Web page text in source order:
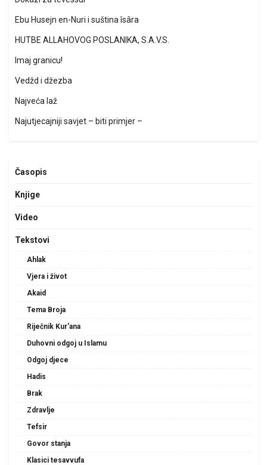
Ebu Husejn en-Nuri i suština îsâra
HUTBE ALLAHOVOG POSLANIKA, S.A.V.S.
Imaj granicu!
Vedžd i džezba
Najveća laž
Najutjecajniji savjet – biti primjer –
Časopis
Knjige
Video
Tekstovi
Ahlak
Vjera i život
Akaid
Tema Broja
Riječnik Kur'ana
Duhovni odgoj u Islamu
Odgoj djece
Hadis
Brak
Zdravlje
Tefsir
Govor stanja
Klasici tesavvufa